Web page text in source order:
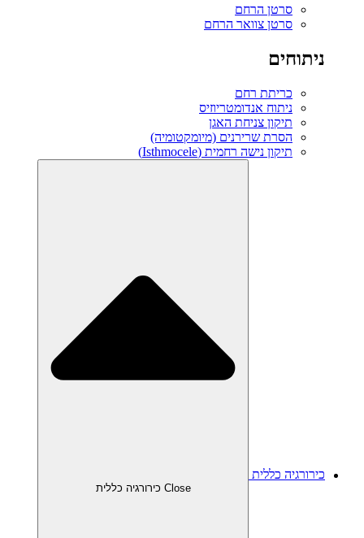
סרטן הרחם
סרטן צוואר הרחם
ניתוחים
כריתת רחם
ניתוח אנדומטריוזיס
תיקון צניחת האגן
הסרת שרירנים (מיומקטומיה)
תיקון נישה רחמית (Isthmocele)
כירורגיה כללית
Close כירורגיה כללית